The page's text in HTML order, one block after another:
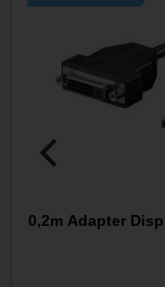
0,2m Adapter